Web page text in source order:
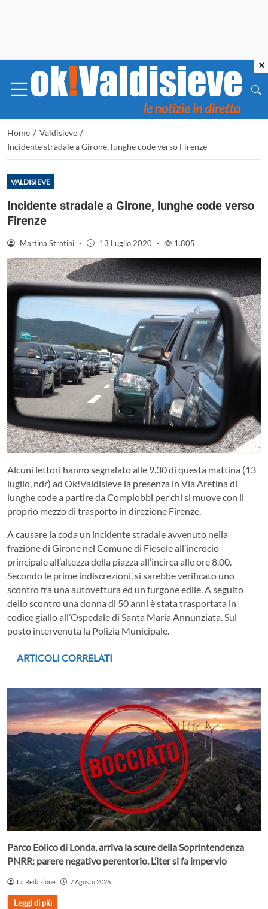
Home / Valdisieve /
Incidente stradale a Girone, lunghe code verso Firenze
VALDISIEVE
Incidente stradale a Girone, lunghe code verso
Firenze
Martina Stratini - 13 Luglio 2020 - 1.805
Alcuni lettori hanno segnalato alle 9.30 di questa mattina (13
luglio, ndr) ad Ok!Valdisieve la presenza in Via Aretina di
lunghe code a partire da Compiobbi per chi si muove con il
proprio mezzo di trasporto in direzione Firenze.
A causare la coda un incidente stradale avvenuto nella
frazione di Girone nel Comune di Fiesole all’incrocio
principale all’altezza della piazza all’incirca alle ore 8.00.
Secondo le prime indiscrezioni, si sarebbe verificato uno
scontro fra una autovettura ed un furgone edile. A seguito
dello scontro una donna di 50 anni è stata trasportata in
codice giallo all’Ospedale di Santa Maria Annunziata. Sul
posto intervenuta la Polizia Municipale.
ARTICOLI CORRELATI
Parco Eolico di Londa, arriva la scure della Soprintendenza
PNRR: parere negativo perentorio. L’iter si fa impervio
La Redazione 7 Agosto 2026
Leggi di più
×